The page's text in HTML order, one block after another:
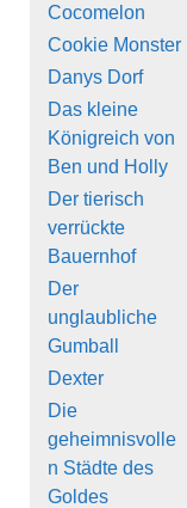
Cocomelon
Cookie Monster
Danys Dorf
Das kleine
Königreich von
Ben und Holly
Der tierisch
verrückte
Bauernhof
Der
unglaubliche
Gumball
Dexter
Die
geheimnisvolle
n Städte des
Goldes